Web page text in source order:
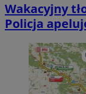
Wakacyjny
Policja